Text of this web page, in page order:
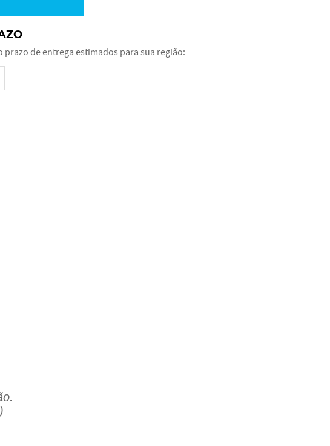
prazo de entrega estimados para sua região: